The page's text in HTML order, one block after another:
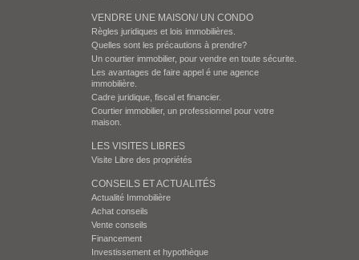
VENDRE UNE MAISON/ UN CONDO
Règles juridiques et lois immobilières.
Quelles sont les précautions à prendre?
Un courtier immobilier, pour vendre en toute sécurite.
Les avantages de faire appel é une agence
immobilière.
Cadre juridique, fiscal et financier.
Courtier immobilier, un professionnel pour votre
maison.
LES VISITES LIBRES
Visite Libre des propriétés
CONSEILS ET ACTUALITÉS
Actualité Immobilière
Achat conseils
Vente conseils
Financement
Investissement et hypothèque